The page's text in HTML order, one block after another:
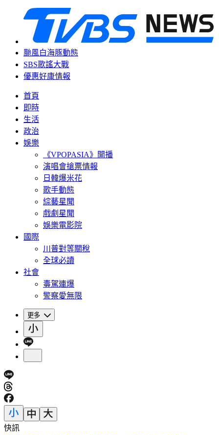
颱風白海豚動態
SBS歌謠大戰
優惠好康情報
首頁
即時
生活
政治
娛樂
《VPOPASIA》開播
演唱會搶票情報
日韓爆米花
歌手動態
綜藝星聞
戲劇星聞
娛樂電影院
國際
川普對等關稅
全球必讀
社會
毒駕連爆
警察愛無限
更多
快訊